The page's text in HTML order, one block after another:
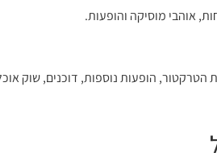
אוהבי מוסיקה והופעות.
הופעות נוספות, דוכנים, שוק